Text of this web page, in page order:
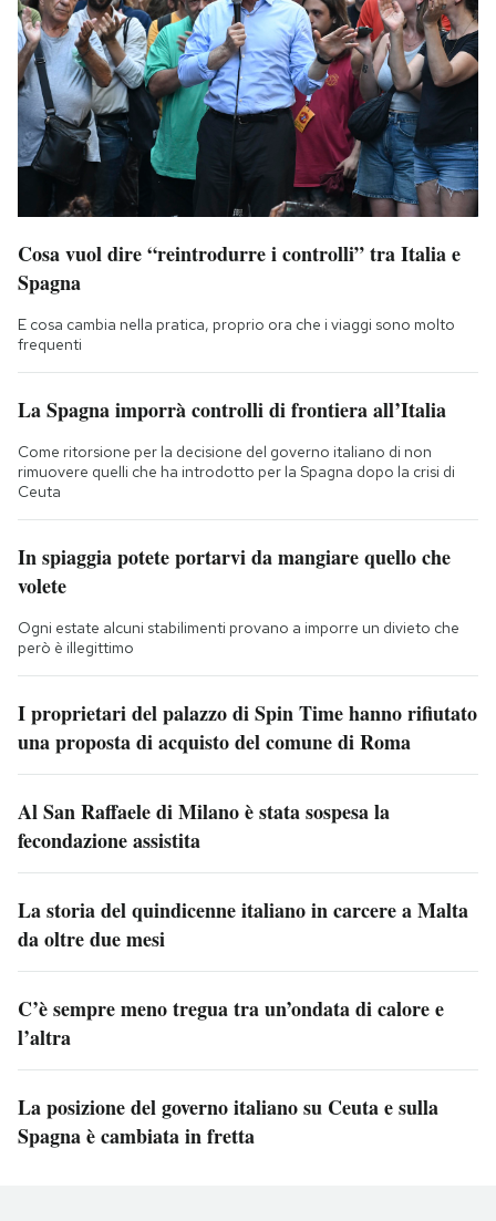
Cosa vuol dire “reintrodurre i controlli” tra Italia e
Spagna
E cosa cambia nella pratica, proprio ora che i viaggi sono molto
frequenti
La Spagna imporrà controlli di frontiera all’Italia
Come ritorsione per la decisione del governo italiano di non
rimuovere quelli che ha introdotto per la Spagna dopo la crisi di
Ceuta
In spiaggia potete portarvi da mangiare quello che
volete
Ogni estate alcuni stabilimenti provano a imporre un divieto che
però è illegittimo
I proprietari del palazzo di Spin Time hanno rifiutato
una proposta di acquisto del comune di Roma
Al San Raffaele di Milano è stata sospesa la
fecondazione assistita
La storia del quindicenne italiano in carcere a Malta
da oltre due mesi
C’è sempre meno tregua tra un’ondata di calore e
l’altra
La posizione del governo italiano su Ceuta e sulla
Spagna è cambiata in fretta